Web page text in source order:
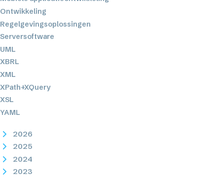
Ontwikkeling
Regelgevingsoplossingen
Serversoftware
UML
XBRL
XML
XPath+XQuery
XSL
YAML
2026
2025
2024
2023